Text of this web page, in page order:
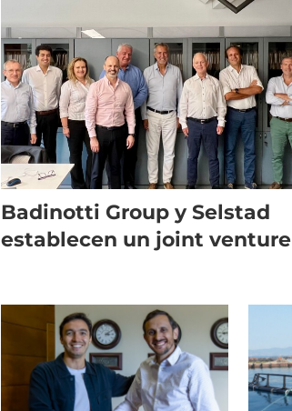
Badinotti Group y Selstad
establecen un joint venture